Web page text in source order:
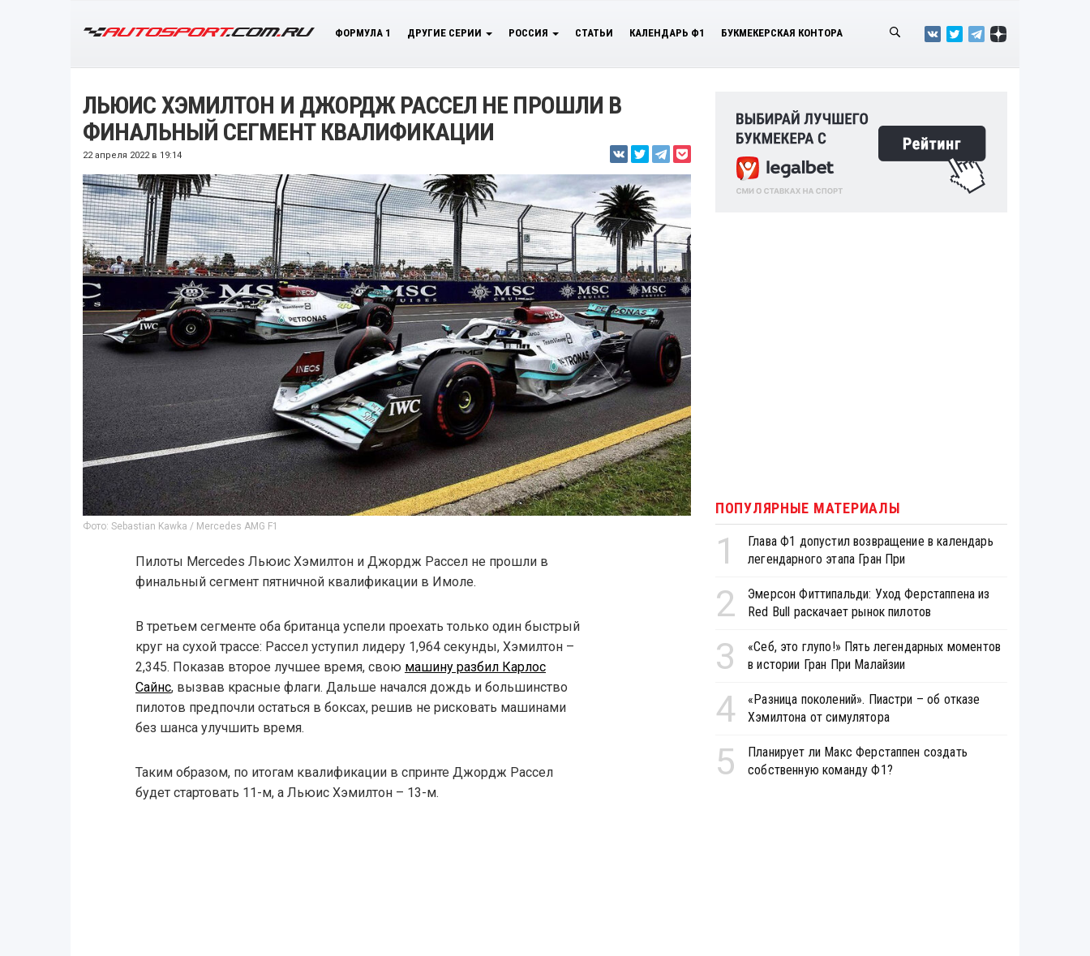
ФОРМУЛА 1 ДРУГИЕ СЕРИИ РОССИЯ СТАТЬИ КАЛЕНДАРЬ Ф1 БУКМЕКЕРСКАЯ КОНТОРА
ЛЬЮИС ХЭМИЛТОН И ДЖОРДЖ РАССЕЛ НЕ ПРОШЛИ В
ФИНАЛЬНЫЙ СЕГМЕНТ КВАЛИФИКАЦИИ
22 апреля 2022 в 19:14
Фото: Sebastian Kawka / Mercedes AMG F1
Пилоты Mercedes Льюис Хэмилтон и Джордж Рассел не прошли в
финальный сегмент пятничной квалификации в Имоле.
В третьем сегменте оба британца успели проехать только один быстрый
круг на сухой трассе: Рассел уступил лидеру 1,964 секунды, Хэмилтон –
2,345. Показав второе лучшее время, свою машину разбил Карлос
Сайнс, вызвав красные флаги. Дальше начался дождь и большинство
пилотов предпочли остаться в боксах, решив не рисковать машинами
без шанса улучшить время.
Таким образом, по итогам квалификации в спринте Джордж Рассел
будет стартовать 11-м, а Льюис Хэмилтон – 13-м.
ПОПУЛЯРНЫЕ МАТЕРИАЛЫ
1
Глава Ф1 допустил возвращение в календарь
легендарного этапа Гран При
2
Эмерсон Фиттипальди: Уход Ферстаппена из
Red Bull раскачает рынок пилотов
3
«Себ, это глупо!» Пять легендарных моментов
в истории Гран При Малайзии
4
«Разница поколений». Пиастри – об отказе
Хэмилтона от симулятора
5
Планирует ли Макс Ферстаппен создать
собственную команду Ф1?